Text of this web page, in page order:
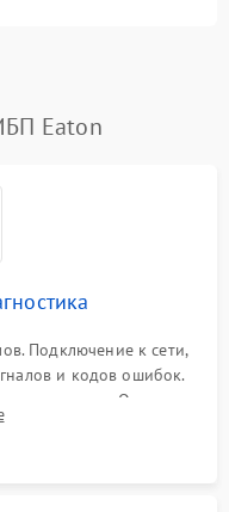
Eaton
Подключение к сети,
и кодов ошибок.
напряжения. Оценка
питания без